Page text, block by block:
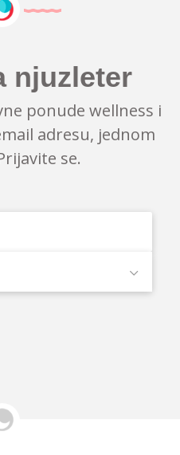
njuzleter
ponude wellness i
adresu, jednom
se.